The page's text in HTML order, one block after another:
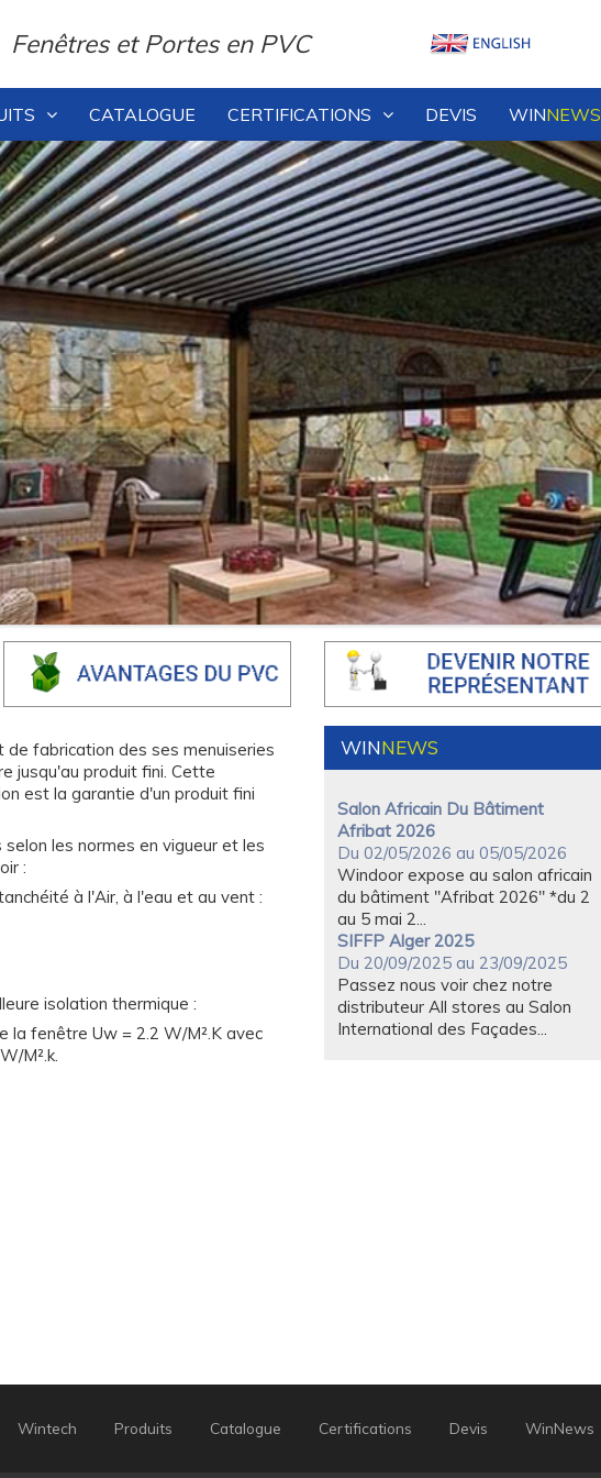
Fenêtres et Portes en PVC
CATALOGUE CERTIFICATIONS DEVIS WINNEWS
fabrication des ses menuiseries
jusqu'au produit fini. Cette
est la garantie d'un produit fini
les normes en vigueur et les
:
à l'Air, à l'eau et au vent :
isolation thermique :
la fenêtre Uw = 2.2 W/M².K avec
M².k.
WINNEWS
Session de formation
01/06/2025
Session de formation organisée
avec notre partenaire Roto chez
Easy pvc a Sousse ...
Salon Batimatec 2026
Du 03/05/2026 au 07/05/2026
Windoor expose au salon
Batimatec chez Allstore du 3 au
07 mai à Alger, Algérie
Afribat 2026
Du 02/05/2026 au 05/05/2026
Windoor expose au salon africain
du bâtiment "Afribat 2026" *du 2
au 5 mai 2...
SIFFP Alger 2025
Du 20/09/2025 au 23/09/2025
Passez nous voir chez notre
distributeur All stores au Salon
International des Façades...
avec notre partenaire Roto chez
Wintech Produits Catalogue Certifications Devis WinNews